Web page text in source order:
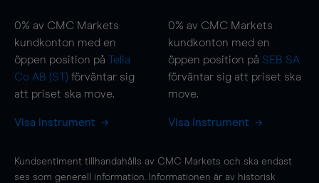
0% av CMC Markets
kundkonton med en
öppen position på Telia
Co AB (ST) förväntar sig
att priset ska move.
Visa instrument
0% av CMC Markets
kundkonton med en
öppen position på SEB SA
förväntar sig att priset ska
move.
Visa instrument
Kundsentiment tillhandahålls av CMC Markets och ska endast
ses som generell information. Informationen är av historisk